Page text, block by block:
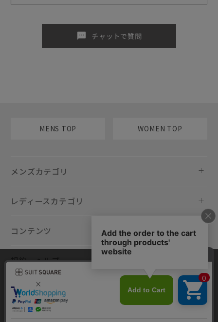
sms チャットで質問
MENS TOP WOMEN TOP
メンズカテゴリ
レディースカテゴリ
コンテンツ
規約・ヘルプ
当サイトでは利用体験の向上およびコンテンツの最適な提供、トラフィ
ックの分析を目的としてCookieを使用しています。サイトの閲覧を継続
された場合、Cookieの利用に同意したものといたします。詳細について
はプライバシーポリシー をご確認ください。